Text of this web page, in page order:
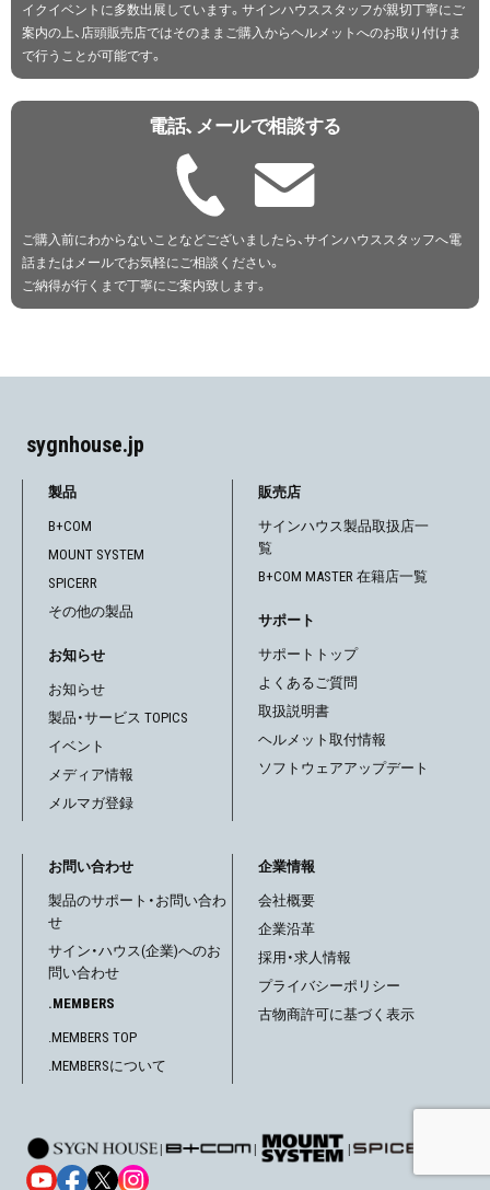
イクイベントに多数出展しています。サインハウススタッフが親切丁寧にご
案内の上、店頭販売店ではそのままご購入からヘルメットへのお取り付けま
で行うことが可能です。
電話、メールで相談する
ご購入前にわからないことなどございましたら、サインハウススタッフへ電
話またはメールでお気軽にご相談ください。
ご納得が行くまで丁寧にご案内致します。
sygnhouse.jp
製品
B+COM
MOUNT SYSTEM
SPICERR
その他の製品
お知らせ
お知らせ
製品・サービス TOPICS
イベント
メディア情報
メルマガ登録
販売店
サインハウス製品取扱店一
覧
B+COM MASTER 在籍店一覧
サポート
サポートトップ
よくあるご質問
取扱説明書
ヘルメット取付情報
ソフトウェアアップデート
お問い合わせ
製品のサポート・お問い合わ
せ
サイン・ハウス(企業)へのお
問い合わせ
.MEMBERS
.MEMBERS TOP
.MEMBERSについて
企業情報
会社概要
企業沿革
採用・求人情報
プライバシーポリシー
古物商許可に基づく表示
| | |